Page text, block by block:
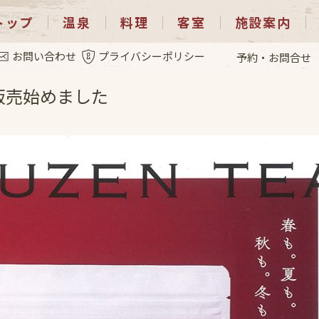
ップ 温泉 料理 客室 施設案内
お問い合わせ プライバシーポリシー 予約・お問合せ
始めました